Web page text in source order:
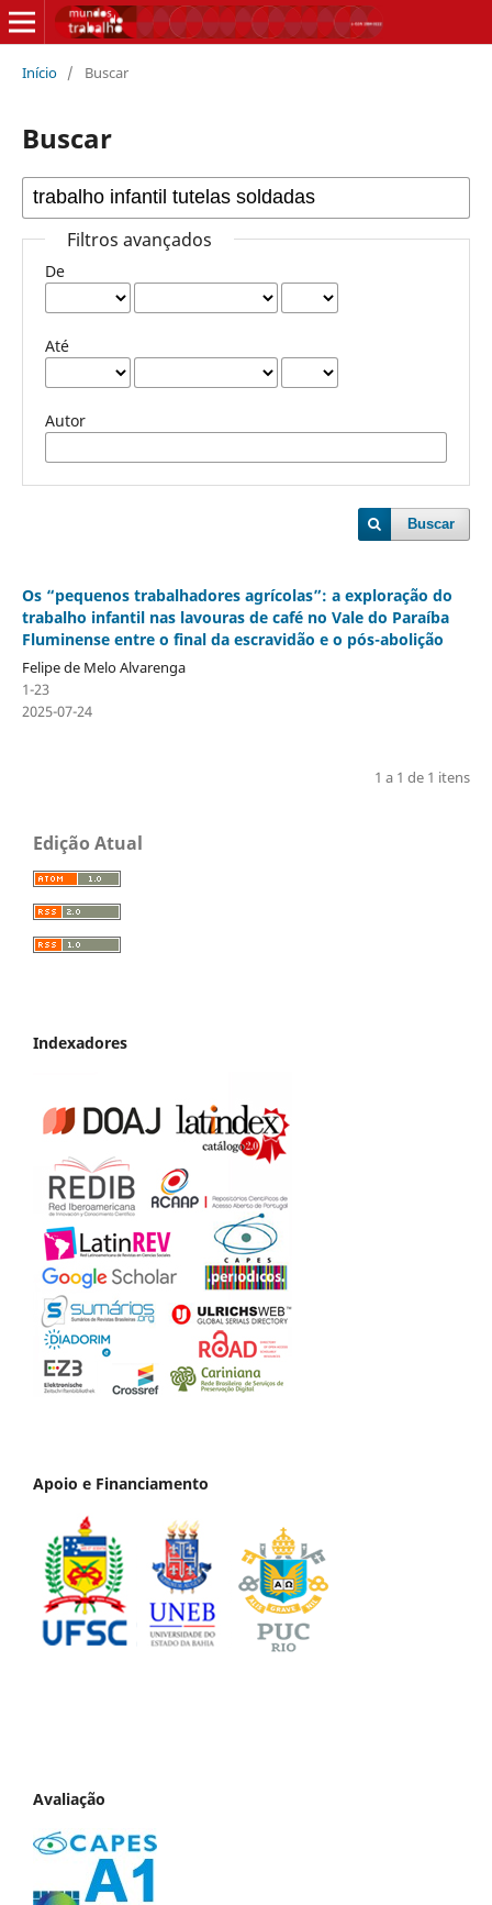
Início / Buscar
Buscar
Filtros avançados
De
Até
Autor
Buscar
Os “pequenos trabalhadores agrícolas”: a exploração do
trabalho infantil nas lavouras de café no Vale do Paraíba
Fluminense entre o final da escravidão e o pós-abolição
Felipe de Melo Alvarenga
1-23
2025-07-24
1 a 1 de 1 itens
Edição Atual
Indexadores
Apoio e Financiamento
Avaliação